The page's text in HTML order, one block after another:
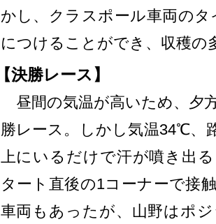
かし、クラスポール車両の
につけることができ、収穫の
【決勝レース】
昼間の気温が高いため、夕
勝レース。しかし気温34℃、
上にいるだけで汗が噴き出
タート直後の1コーナーで接
車両もあったが、山野はポ